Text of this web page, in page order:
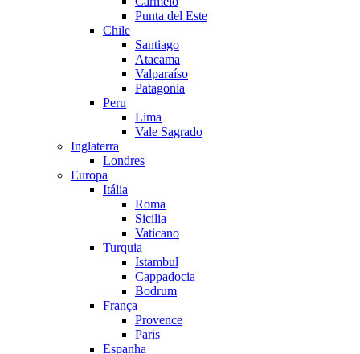
Punta del Este
Chile
Santiago
Atacama
Valparaíso
Patagonia
Peru
Lima
Vale Sagrado
Inglaterra
Londres
Europa
Itália
Roma
Sicilia
Vaticano
Turquia
Istambul
Cappadocia
Bodrum
França
Provence
Paris
Espanha